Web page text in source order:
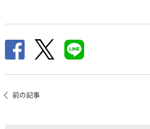
投前の記事